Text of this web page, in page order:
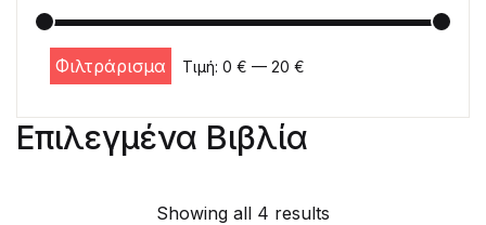
Επιλεγμένα Βιβλία
Showing all 4 results
Ελάχιστη τιμή
Μέγιστη τιμή
Φιλτράρισμα Τιμή: 0 € — 20 €